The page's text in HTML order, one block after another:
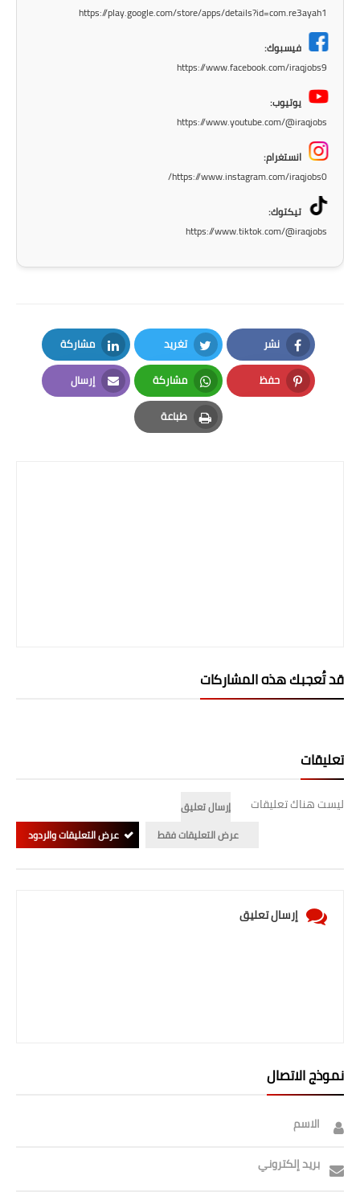
المرحلة الابتدائية
العطل
صحة وطب
فن ومشاهير
العامة
https://play.google.com/store/apps/details?id=com.re3ayah1
فيسبوك:
https://www.facebook.com/iraqjobs9
يوتيوب:
https://www.youtube.com/@iraqjobs
انستغرام:
https://www.instagram.com/iraqjobs0/
تيكتوك:
https://www.tiktok.com/@iraqjobs
نشر
Facebook
تغريد
Twitter
مشاركة
LinkedIn
حفظ
Pinterest
مشاركة
Whatsapp
إرسال
Email
طباعة
Print
قد تُعجبك هذه المشاركات
تعليقات
ليست هناك تعليقات
إرسال تعليق
عرض التعليقات فقط
عرض التعليقات والردود
إرسال تعليق
نموذج الاتصال
الاسم
بريد إلكتروني